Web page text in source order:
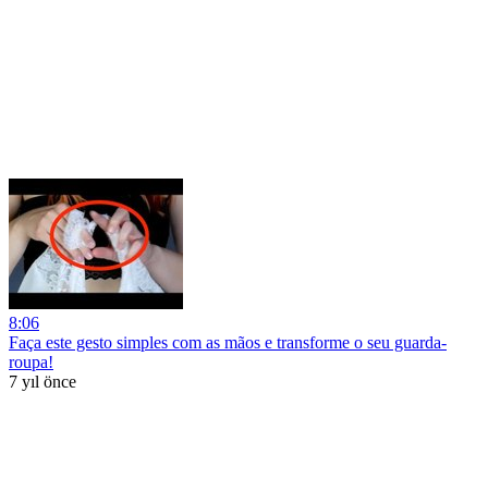
8:06
Faça este gesto simples com as mãos e transforme o seu guarda-
roupa!
7 yıl önce